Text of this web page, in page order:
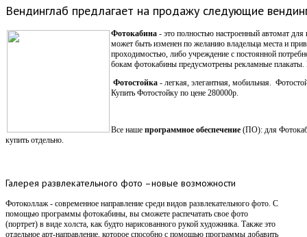
Вендинглаб предлагает на продажу следующие
Фотокабина - это полностью настроенный автомат
может быть изменен по желанию владельца места и
проходимостью, либо учреждение с постоянной
бокам фотокабины предусмотрены рекламные
Фотостойка - легкая, элегантная, мобильная.
Купить Фотостойку по цене 280000р.
Все наше программное обеспечение (ПО): для
купить отдельно.
Галерея развлекательного фото –новые возможности
Фотоколлаж - современное направление среди видов развлекательного фото. С
помощью программы фотокабины, вы сможете распечатать свое фото
(портрет) в виде холста, как будто нарисованного рукой художника. Также это
отдельное арт-направление, которое способно с помощью программы добавить